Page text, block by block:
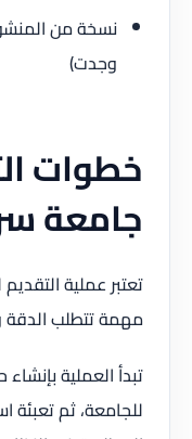
نسخة من
وجدت)
خطوات
جامعة
تعتبر عملية
مهمة تتطلب الدقة
تبدأ العملية
للجامعة، ثم تعبئة